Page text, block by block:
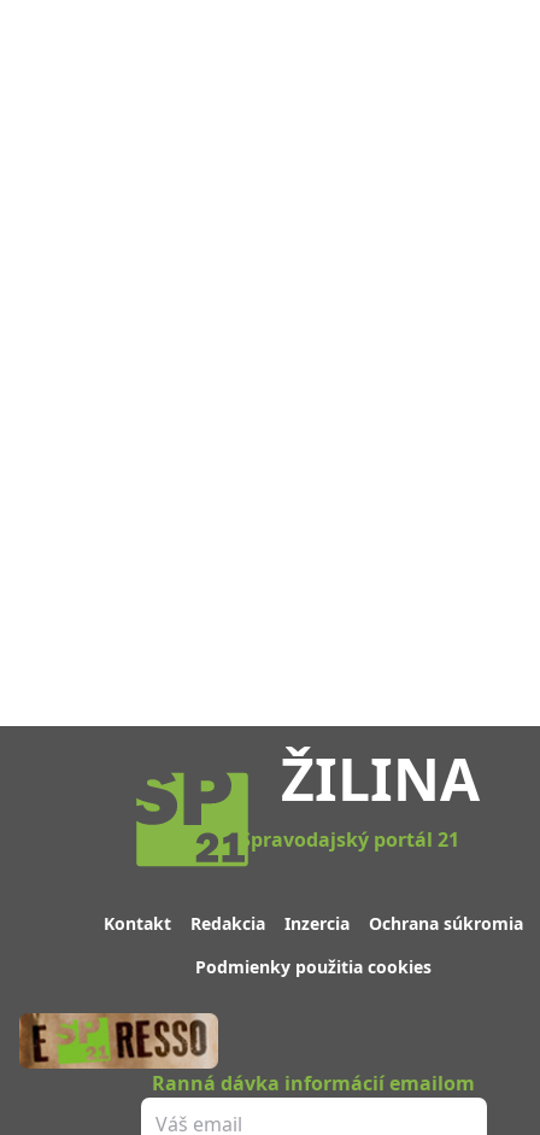
ŽILINA
Spravodajský portál 21
Kontakt Redakcia Inzercia
Ochrana súkromia
Podmienky použitia cookies
Ranná dávka informácií emailom